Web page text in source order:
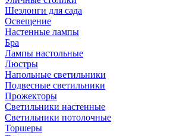
Шезлонги для сада
Освещение
Hастенные лампы
Бра
Лампы настольные
Люстры
Напольные светильники
Подвесные светильники
Прожекторы
Светильники настенные
Светильники потолочные
Торшеры